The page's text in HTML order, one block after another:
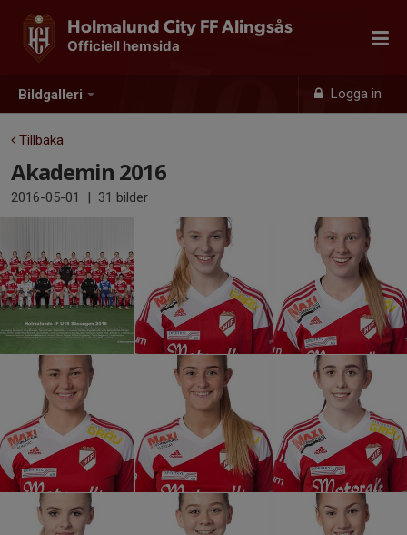
Bildgalleri Logga in
Holmalund City FF Alingsås
Officiell hemsida
Tillbaka
Akademin 2016
2016-05-01 | 31 bilder